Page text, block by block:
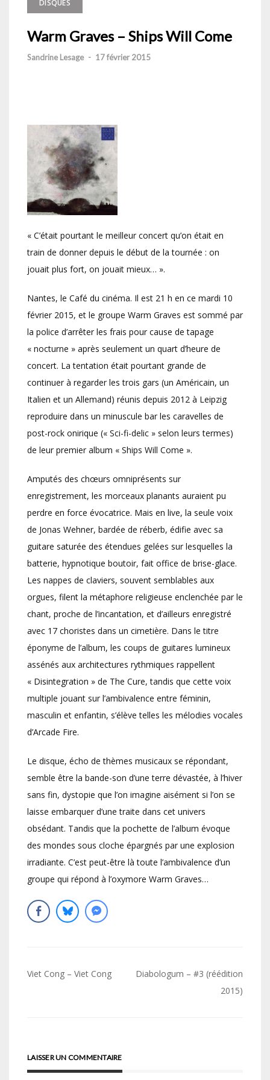
DISQUES
Warm Graves – Ships Will Come
Sandrine Lesage - 17 février 2015
« C’était pourtant le meilleur concert qu’on était en
train de donner depuis le début de la tournée : on
jouait plus fort, on jouait mieux… ».
Nantes, le Café du cinéma. Il est 21 h en ce mardi 10
février 2015, et le groupe Warm Graves est sommé par
la police d’arrêter les frais pour cause de tapage
« nocturne » après seulement un quart d’heure de
concert. La tentation était pourtant grande de
continuer à regarder les trois gars (un Américain, un
Italien et un Allemand) réunis depuis 2012 à Leipzig
reproduire dans un minuscule bar les caravelles de
post-rock onirique (« Sci-fi-delic » selon leurs termes)
de leur premier album « Ships Will Come ».
Amputés des chœurs omniprésents sur
enregistrement, les morceaux planants auraient pu
perdre en force évocatrice. Mais en live, la seule voix
de Jonas Wehner, bardée de réberb, édifie avec sa
guitare saturée des étendues gelées sur lesquelles la
batterie, hypnotique boutoir, fait office de brise-glace.
Les nappes de claviers, souvent semblables aux
orgues, filent la métaphore religieuse enclenchée par le
chant, proche de l’incantation, et d’ailleurs enregistré
avec 17 choristes dans un cimetière. Dans le titre
éponyme de l’album, les coups de guitares lumineux
assénés aux architectures rythmiques rappellent
« Disintegration » de The Cure, tandis que cette voix
multiple jouant sur l’ambivalence entre féminin,
masculin et enfantin, s’élève telles les mélodies vocales
d’Arcade Fire.
Le disque, écho de thèmes musicaux se répondant,
semble être la bande-son d’une terre dévastée, à l’hiver
sans fin, dystopie que l’on imagine aisément si l’on se
laisse embarquer d’une traite dans cet univers
obsédant. Tandis que la pochette de l’album évoque
des mondes sous cloche épargnés par une explosion
irradiante. C’est peut-être là toute l’ambivalence d’un
groupe qui répond à l’oxymore Warm Graves…
Navigation
Viet Cong – Viet Cong
Diabologum – #3 (réédition
2015)
LAISSER UN COMMENTAIRE